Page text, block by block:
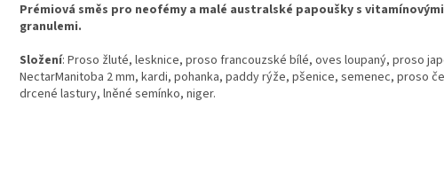
Prémiová směs pro neofémy a malé australské papoušky s vitamínovými
granulemi.
Složení: Proso žluté, lesknice, proso francouzské bílé, oves loupaný, proso
NectarManitoba 2 mm, kardi, pohanka, paddy rýže, pšenice, semenec, proso
drcené lastury, lněné semínko, niger.